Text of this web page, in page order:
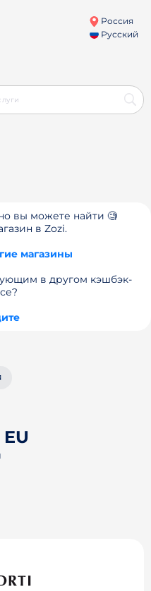
Россия
Русский
вы можете найти 🧐
в Zozi.
магазины
в другом кэшбэк-